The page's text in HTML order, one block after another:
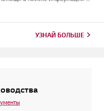
УЗНАЙ БОЛЬШЕ